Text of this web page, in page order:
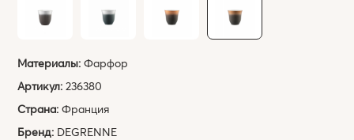
Материалы:Фарфор
Артикул:236380
Страна:Франция
Бренд: DEGRENNE